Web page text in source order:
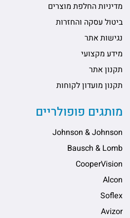
מדיניות החלפת מוצרים
ביטול עסקה והחזרות
נגישות אתר
מידע מקצועי
תקנון אתר
תקנון מועדון לקוחות
מותגים פופולריים
Johnson & Johnson
Bausch & Lomb
CooperVision
Alcon
Soflex
Avizor